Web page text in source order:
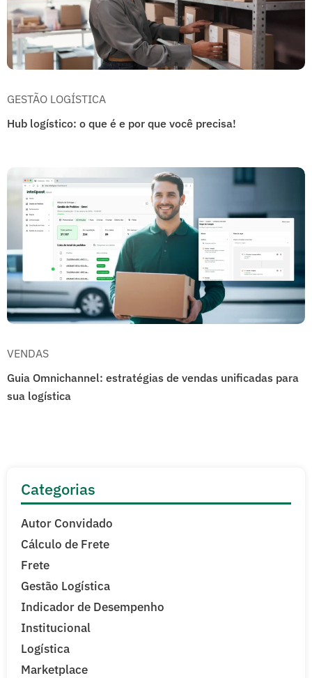
GESTÃO LOGÍSTICA
Hub logístico: o que é e por que você precisa!
VENDAS
Guia Omnichannel: estratégias de vendas unificadas para
sua logística
Categorias
Autor Convidado
Cálculo de Frete
Frete
Gestão Logística
Indicador de Desempenho
Institucional
Logística
Marketplace